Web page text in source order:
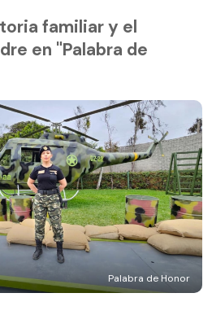
familiar y el
en "Palabra de
Palabra de Honor